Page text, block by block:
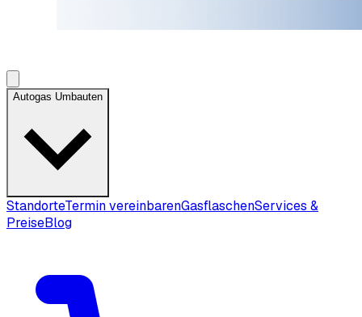
Autogas Umbauten
StandorteTermin vereinbarenGasflaschenServices &
PreiseBlog